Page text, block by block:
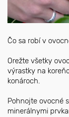
Čo sa robí v
Orežte všetky
výrastky na
konároch.
Pohnojte ovocné
minerálnymi